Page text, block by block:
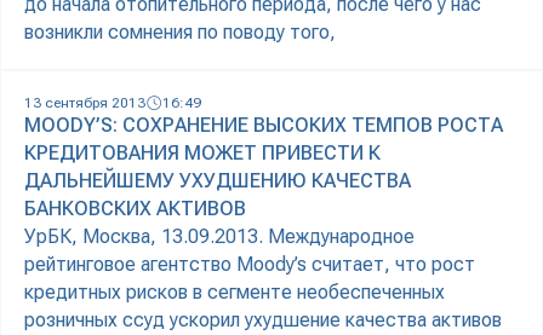
до начала отопительного периода, после чего у нас
возникли сомнения по поводу того,
13 сентября 2013 16:49
MOODY’S: СОХРАНЕНИЕ ВЫСОКИХ ТЕМПОВ РОСТА
КРЕДИТОВАНИЯ МОЖЕТ ПРИВЕСТИ К
ДАЛЬНЕЙШЕМУ УХУДШЕНИЮ КАЧЕСТВА
БАНКОВСКИХ АКТИВОВ
УрБК, Москва, 13.09.2013. Международное
рейтинговое агентство Moody’s считает, что рост
кредитных рисков в сегменте необеспеченных
розничных ссуд ускорил ухудшение качества активов